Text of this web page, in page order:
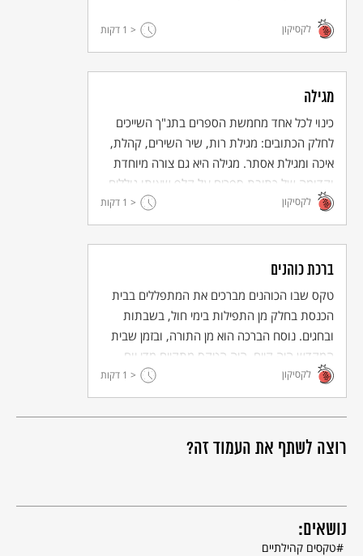
רוצה לשתף את העמוד זה?
לקסיקון < 1 דקות
מגילה
כינוי לכל אחד מחמשת הספרים בתנ"ך השייכים
לחלק הכתובים: מגילת רות, שיר השירים, קהלת,
איכה ומגילת אסתר. מגילה היא גם צורה מיוחדת
וקדומה של כתיבת ספרים על קלף שאותו גוללים.
ספר התורה שקוראים בבית הכנסת עשוי קלף,
כתוב ביד ומגולל כמגילה עתיקה.
לקסיקון < 1 דקות
ברכת כוהנים
טקס שבו הכוהנים מברכים את המתפללים בבית
הכנסת בחלק מן התפילות בימי חול, בשבתות
ובחגים. נוסח הברכה הוא מן התורה, ובזמן שבית
המקדש היה קיים, היה הטקס מתקיים מדי יום
ביומו.לקסיקון < 1 דקות
נושאים:
טקסים קהילתיים